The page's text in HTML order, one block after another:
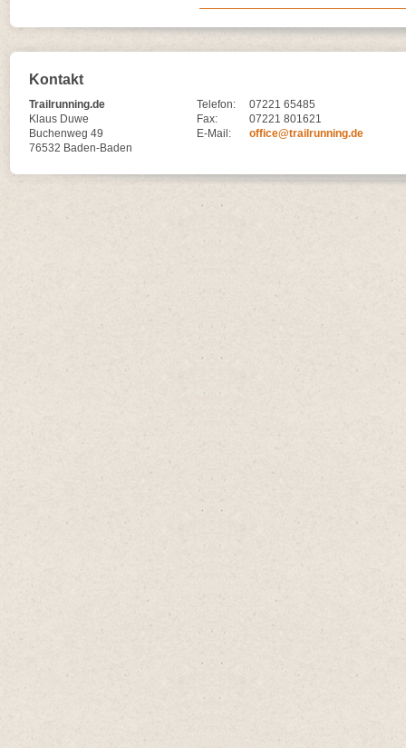
Kontakt
Trailrunning.de
Klaus Duwe
Buchenweg 49
76532 Baden-Baden
Telefon:
07221 65485
Fax:
07221 801621
E-Mail:
office@trailrunning.de